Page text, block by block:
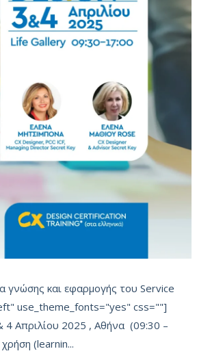
και εφαρμογής του Service
use_theme_fonts="yes" css=""]
Απριλίου 2025 , Αθήνα (09:30 –
(learnin...